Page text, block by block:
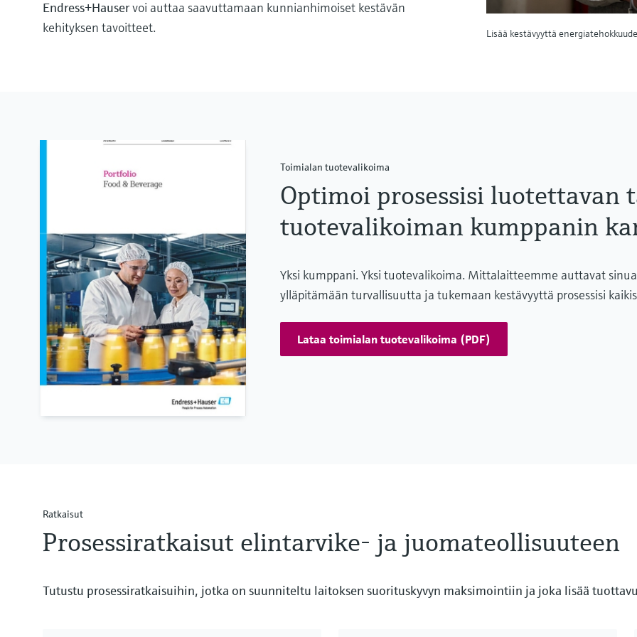
aineiden seuranta saa uuden merkityksen.
Maitoteollisuuden hygieenisiin prosesseihin
suunnitellut anturimme tarjoavat korkean
mittaustarkkuuden ja luotettavuuden, tukevat
elintarviketurvallisuusvaatimusten täyttämistä
sekä auttavat optimoimaan laitteiden
Lisää kestävyyttä
Endress+Hauservoi auttaa saavuttamaan kunnianhimoiset kestävän
kehityksen tavoitteet.
Toimialan tuotevalikoima
Optimoi prosessisi luotettavan
tuotevalikoiman kumppanin
Yksi kumppani. Yksi tuotevalikoima. Mittalaitteemme auttavat
ylläpitämään turvallisuutta ja tukemaan kestävyyttä prosessisi
Lataa toimialan tuotevalikoima (PDF)
Ratkaisut
Prosessiratkaisut elintarvike- ja juomateollisuuteen
Tutustu prosessiratkaisuihin, jotka on suunniteltu laitoksen suorituskyvyn maksimointiin ja joka lisää